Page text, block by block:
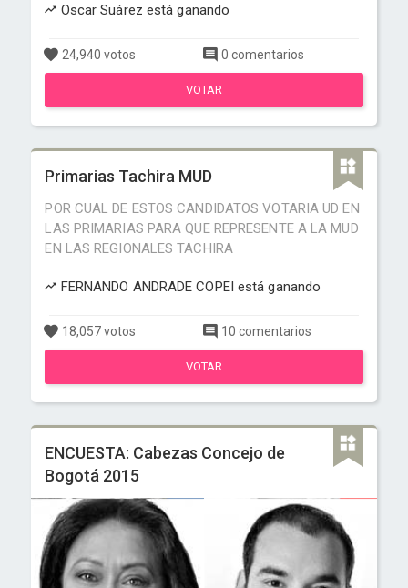
Oscar Suárez está ganando
24,940 votos 0 comentarios
VOTAR
Primarias Tachira MUD
POR CUAL DE ESTOS CANDIDATOS VOTARIA UD EN
LAS PRIMARIAS PARA QUE REPRESENTE A LA MUD
EN LAS REGIONALES TACHIRA
FERNANDO ANDRADE COPEI está ganando
18,057 votos 10 comentarios
VOTAR
ENCUESTA: Cabezas Concejo de
Bogotá 2015